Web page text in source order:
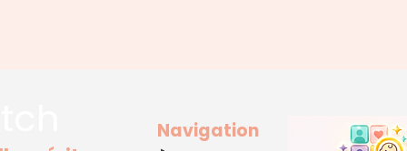
Navigation